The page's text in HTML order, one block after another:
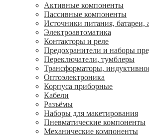
Активные компоненты
Пассивные компоненты
Источники питания, батареи,
Электроавтоматика
Контакторы и реле
Предохранители и наборы
Переключатели, тумблеры
Трансформаторы,
Oптоэлектроника
Корпуса приборные
Кабели
Разъёмы
Наборы для макетирования
Пневматические компоненты
Механические компоненты